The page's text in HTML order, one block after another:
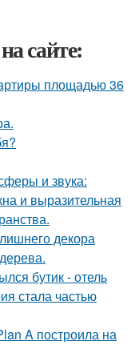
сайте:
площадью 36
и звука:
и выразительная
декора
бутик - отель
стала частью
A построила на